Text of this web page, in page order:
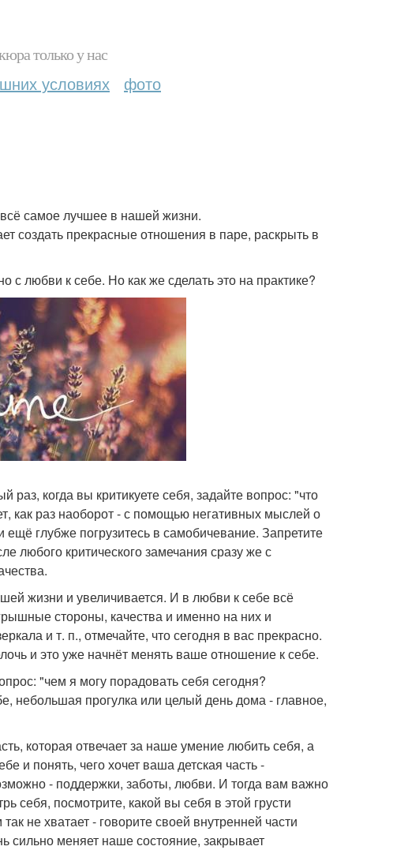
только у нас
условиях фото
всё самое лучшее в нашей жизни.
создать прекрасные отношения в паре, раскрыть в
любви к себе. Но как же сделать это на практике?
когда вы критикуете себя, задайте вопрос: "что
как раз наоборот - с помощью негативных мыслей о
глубже погрузитесь в самобичевание. Запретите
любого критического замечания сразу же с
жизни и увеличивается. И в любви к себе всё
стороны, качества и именно на них и
и т. п., отмечайте, что сегодня в вас прекрасно.
и это уже начнёт менять ваше отношение к себе.
"чем я могу порадовать себя сегодня?
небольшая прогулка или целый день дома - главное,
которая отвечает за наше умение любить себя, а
и понять, чего хочет ваша детская часть -
- поддержки, заботы, любви. И тогда вам важно
себя, посмотрите, какой вы себя в этой грусти
не хватает - говорите своей внутренней части
сильно меняет наше состояние, закрывает